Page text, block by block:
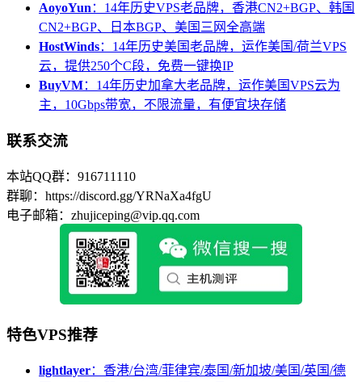
AoyoYun ：14年历史VPS老品牌，香港CN2+BGP、韩国
CN2+BGP、日本BGP、美国三网全高端
HostWinds：14年历史美国老品牌，运作美国/荷兰VPS
云，提供250个C段，免费一键换IP
BuyVM：14年历史加拿大老品牌，运作美国VPS云为
主，10Gbps带宽，不限流量，有便宜块存储
联系交流
本站QQ群：916711110
群聊：https://discord.gg/YRNaXa4fgU
电子邮箱：zhujiceping@vip.qq.com
特色VPS推荐
lightlayer：香港/台湾/菲律宾/泰国/新加坡/美国/英国/德